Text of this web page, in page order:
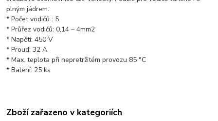
plným jádrem.
* Počet vodičů : 5
* Průřez vodičů: 0,14 – 4mm2
* Napětí: 450 V
* Proud: 32 A
* Max. teplota při nepretržitém provozu 85 °C
* Balení: 25 ks
Zboží zařazeno v kategoriích